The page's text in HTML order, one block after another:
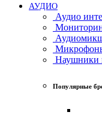
АУДИО
Аудио
Наушники
Популярные